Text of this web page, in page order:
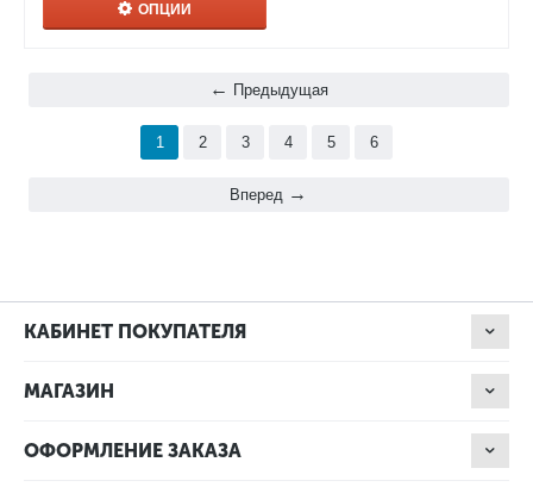
ОПЦИИ
Предыдущая
1 2 3 4 5 6
Вперед
КАБИНЕТ ПОКУПАТЕЛЯ
МАГАЗИН
ОФОРМЛЕНИЕ ЗАКАЗА